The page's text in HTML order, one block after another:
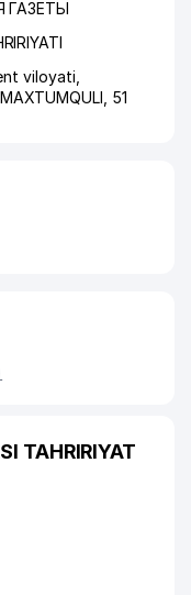
ГАЗЕТЫ
viloyati
, 51
TAHRIRIYAT